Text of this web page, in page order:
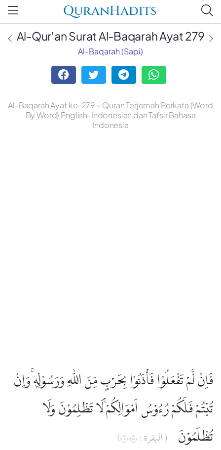
QuranHadits
Al-Qur'an Surat Al-Baqarah Ayat 279
Al-Baqarah (Sapi)
Al-Baqarah Ayat ke-279 ~ Quran Terjemah Perkata (Word
By Word) English-Indonesian dan Tafsir Bahasa
Indonesia
فَاِنْ لَّمْ تَفْعَلُوْا فَأْذَنُوْا بِحَرْبٍ مِّنَ اللّٰهِ وَرَسُوْلِهٖۚ وَاِنْ
تُبْتُمْ فَلَكُمْ رُءُوْسُ اَمْوَالِكُمْۚ لَا تَظْلِمُوْنَ وَلَا
تُظْلَمُوْنَ
( البقرة : ٢٧٩)